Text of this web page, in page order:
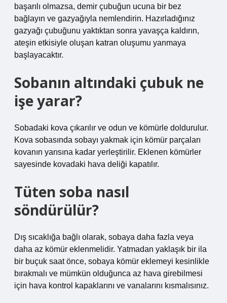
başarılı olmazsa, demir çubuğun ucuna bir bez
bağlayın ve gazyağıyla nemlendirin. Hazırladığınız
gazyağı çubuğunu yaktıktan sonra yavaşça kaldırın,
ateşin etkisiyle oluşan katran oluşumu yanmaya
başlayacaktır.
Sobanın altındaki çubuk ne
işe yarar?
Sobadaki kova çıkarılır ve odun ve kömürle doldurulur.
Kova sobasında sobayı yakmak için kömür parçaları
kovanın yarısına kadar yerleştirilir. Eklenen kömürler
sayesinde kovadaki hava deliği kapatılır.
Tüten soba nasıl
söndürülür?
Dış sıcaklığa bağlı olarak, sobaya daha fazla veya
daha az kömür eklenmelidir. Yatmadan yaklaşık bir ila
bir buçuk saat önce, sobaya kömür eklemeyi kesinlikle
bırakmalı ve mümkün olduğunca az hava girebilmesi
için hava kontrol kapaklarını ve vanalarını kısmalısınız.